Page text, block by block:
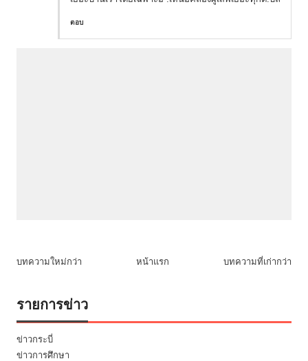
ตอบ
บทความใหม่กว่า บทความที่เก่ากว่า
หน้าแรก
รายการข่าว
ข่าวกระบี่
ข่าวการศึกษา